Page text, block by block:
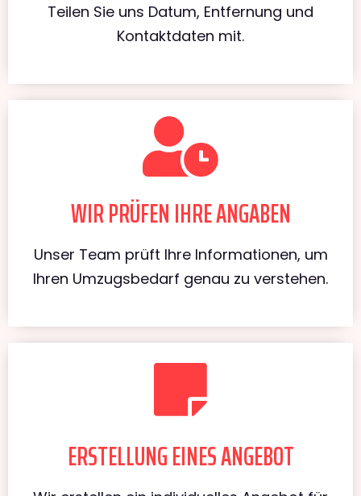
Teilen Sie uns Datum, Entfernung und
Kontaktdaten mit.
WIR PRÜFEN IHRE ANGABEN
Unser Team prüft Ihre Informationen, um
Ihren Umzugsbedarf genau zu verstehen.
ERSTELLUNG EINES ANGEBOT